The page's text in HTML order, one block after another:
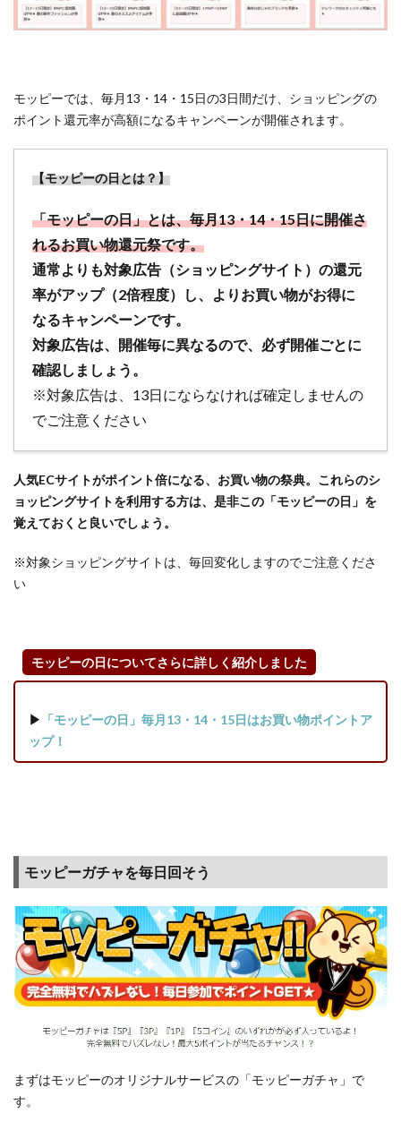
モッピーでは、毎月13・14・15日の3日間だけ、ショッピングの
ポイント還元率が高額になるキャンペーンが開催されます。
【モッピーの日とは？】
「モッピーの日」とは、毎月13・14・15日に開催さ
れるお買い物還元祭です。
通常よりも対象広告（ショッピングサイト）の還元
率がアップ（2倍程度）し、よりお買い物がお得に
なるキャンペーンです。
対象広告は、開催毎に異なるので、必ず開催ごとに
確認しましょう。
※対象広告は、13日にならなければ確定しませんの
でご注意ください
人気ECサイトがポイント倍になる、お買い物の祭典。 これらのシ
ョッピングサイトを利用する方は、是非この「モッピーの日」を
覚えておくと良いでしょう。
※対象ショッピングサイトは、毎回変化しますのでご注意くださ
い
モッピーの日についてさらに詳しく紹介しました
▶ 「モッピーの日」毎月13・14・15日はお買い物ポイントア
ップ！
モッピーガチャを毎日回そう
まずはモッピーのオリジナルサービスの「モッピーガチャ」で
す。